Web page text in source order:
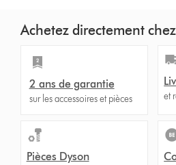
Achetez directement
2 ans de garantie
sur les accessoires et pièces et
Pièces Dyson